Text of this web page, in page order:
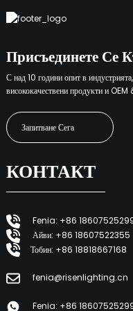
Присъединете Се
С над 10 години опит в
висококачествени продукти и
Запитване Сега
КОНТАКТ
Fenia: +86
Айви: +86 18607522355
Тобин: +86 18818667168
fenia@risenlighting.cn
Fenia: +86